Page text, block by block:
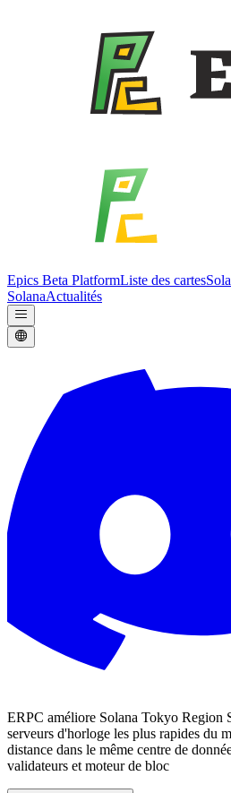
Epics Beta PlatformListe des cartes
SolanaActualités
ERPC améliore Solana Tokyo Region
serveurs d'horloge les plus rapides du
distance dans le même centre de
validateurs et moteur de bloc